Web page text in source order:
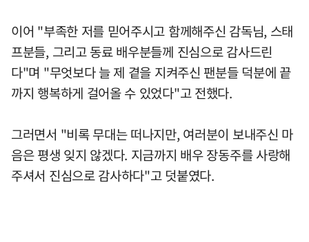
이어 "부족한 저를 믿어주시고 함께해주신 감독님, 스태
프분들, 그리고 동료 배우분들께 진심으로 감사드린
다"며 "무엇보다 늘 제 곁을 지켜주신 팬분들 덕분에 끝
까지 행복하게 걸어올 수 있었다"고 전했다.
그러면서 "비록 무대는 떠나지만, 여러분이 보내주신 마
음은 평생 잊지 않겠다. 지금까지 배우 장동주를 사랑해
주셔서 진심으로 감사하다"고 덧붙였다.